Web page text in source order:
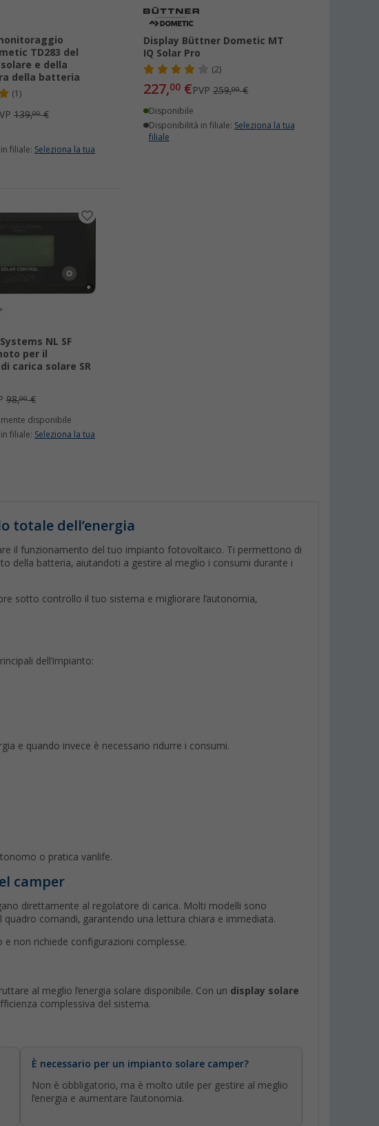
TD283 del
e della
della batteria
(1)
139,00€
filiale: Seleziona la tua
Display Büttner Dometic MT
IQ Solar Pro
(2)
227,00 €PVP259,00€
Disponibile
Disponibilità in filiale: Seleziona la tua
filiale
NL SF
per il
carica solare SR
98,00€
disponibile
filiale: Seleziona la tua
totale dell’energia
il funzionamento del tuo impianto fotovoltaico. Ti permettono di
della batteria, aiutandoti a gestire al meglio i consumi durante i
sotto controllo il tuo sistema e migliorare l’autonomia,
dell’impianto:
e quando invece è necessario ridurre i consumi.
o pratica vanlife.
camper
direttamente al regolatore di carica. Molti modelli sono
comandi, garantendo una lettura chiara e immediata.
non richiede configurazioni complesse.
al meglio l’energia solare disponibile. Con un display solare
complessiva del sistema.
È necessario per un impianto solare camper?
Non è obbligatorio, ma è molto utile per gestire al meglio
l’energia e aumentare l’autonomia.